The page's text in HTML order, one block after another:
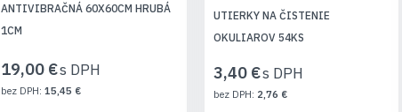
ANTIVIBRAČNÁ 60X60CM HRUBÁ
1CM
19,00 €
15,45 €
UTIERKY NA ČISTENIE
OKULIAROV 54KS
3,40 €
2,76 €